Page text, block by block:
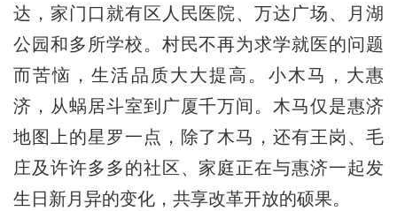
达，家门口就有区人民医院、万达广场、月湖
公园和多所学校。村民不再为求学就医的问题
而苦恼，生活品质大大提高。小木马，大惠
济，从蜗居斗室到广厦千万间。木马仅是惠济
地图上的星罗一点，除了木马，还有王岗、毛
庄及许许多多的社区、家庭正在与惠济一起发
生日新月异的变化，共享改革开放的硕果。